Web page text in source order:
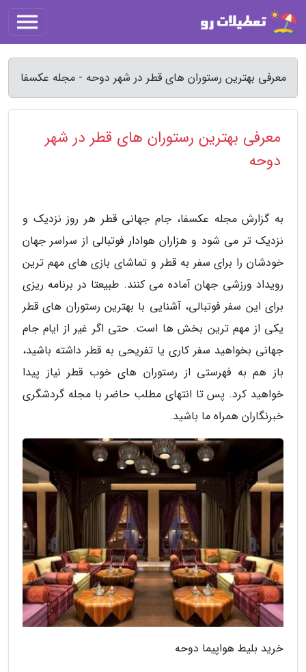
معرفی بهترین رستوران های قطر در شهر دوحه - مجله عکسفا
معرفی بهترین رستوران های قطر در شهر
دوحه
به گزارش مجله عکسفا، جام جهانی قطر هر روز نزدیک و
نزدیک تر می شود و هزاران هوادار فوتبالی از سراسر جهان
خودشان را برای سفر به قطر و تماشای بازی های مهم ترین
رویداد ورزشی جهان آماده می کنند. طبیعتا در برنامه ریزی
برای این سفر فوتبالی، آشنایی با بهترین رستوران های قطر
یکی از مهم ترین بخش ها است. حتی اگر غیر از ایام جام
جهانی بخواهید سفر کاری یا تفریحی به قطر داشته باشید،
باز هم به فهرستی از رستوران های خوب قطر نیاز پیدا
خواهید کرد. پس تا انتهای مطلب حاضر با مجله گردشگری
خبرنگاران همراه ما باشید.
خرید بلیط هواپیما دوحه